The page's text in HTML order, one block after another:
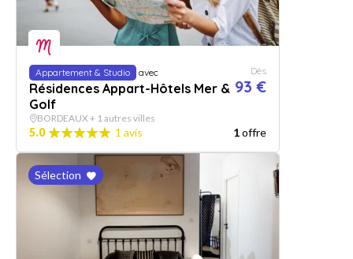
Appartement & Studio avec
Résidences Appart-Hôtels Mer &
Golf
Dès
93 €
BORDEAUX + 1 autres villes
5.0 1 avis 1offre
Sélection